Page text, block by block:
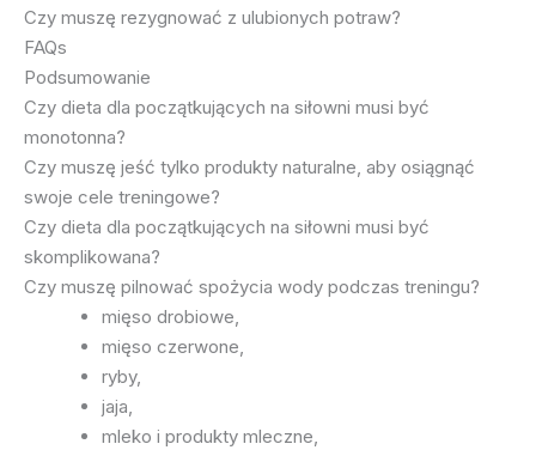
Czy muszę rezygnować z ulubionych potraw?
FAQs
Podsumowanie
Czy dieta dla początkujących na siłowni musi być
monotonna?
Czy muszę jeść tylko produkty naturalne, aby osiągnąć
swoje cele treningowe?
Czy dieta dla początkujących na siłowni musi być
skomplikowana?
Czy muszę pilnować spożycia wody podczas treningu?
mięso drobiowe,
mięso czerwone,
ryby,
jaja,
mleko i produkty mleczne,